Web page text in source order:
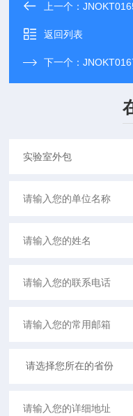
上一个：
返回列表
下一个：